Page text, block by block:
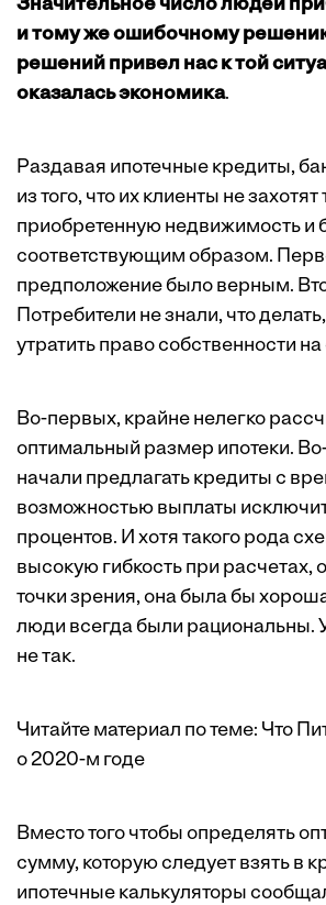
Значительное число людей
и тому же ошибочному
решений привел нас к той
оказалась экономика.
Раздавая ипотечные кредиты,
из того, что их клиенты не захотят
приобретенную недвижимость и
соответствующим образом.
предположение было верным.
Потребители не знали, что
утратить право собственности
Во-первых, крайне нелегко
оптимальный размер ипотеки.
начали предлагать кредиты с
возможностью выплаты
процентов. И хотя такого рода
высокую гибкость при расчетах,
точки зрения, она была бы
люди всегда были рациональны.
не так.
Читайте материал по теме: Что
о 2020-м годе
Вместо того чтобы определять
сумму, которую следует взять в
ипотечные калькуляторы